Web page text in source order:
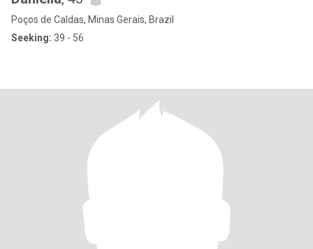
Poços de Caldas, Minas Gerais, Brazil
Seeking: 39 - 56